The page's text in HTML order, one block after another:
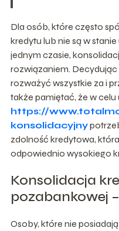
Dla osób, które często
kredytu lub nie są w
jednym czasie,
rozwiązaniem. Decydując
rozważyć wszystkie za i
także pamiętać, że w
https://
konsolidacyjny
zdolność kredytowa,
odpowiednio wysokiego
Konsolidacja
pozabankowej
Osoby, które nie